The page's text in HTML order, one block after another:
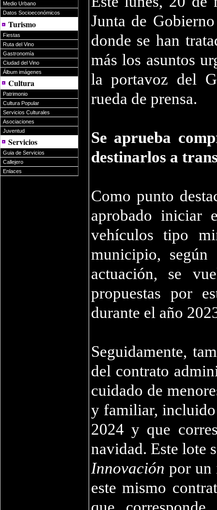
Medio Urbano
Datos Socioeconómicos
Turismo
Fiestas
Ruta del Vino
Gastronomía
Ciudad del Vino
Álbum imágenes
Cultura
Patrimonio
Cultura Popular
Servicios Culturales
Asociaciones
Juventud
Servicios
Guia de Servicios
Callejero
Enlaces
Junta de
donde se han
más los asuntos
la portavoz del
rueda de prensa.
Se aprueba
destinarlos a
Como punto
aprobado iniciar
vehículos tipo
municipio,
actuación, se
propuestas por
durante el año
Seguidamente,
del contrato
cuidado de
y familiar, incluido
2024 y que
navidad. Este lote
Innovación por un
este mismo